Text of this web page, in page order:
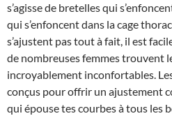
s’agisse de bretelles qui
qui s’enfoncent dans la cage
s’ajustent pas tout à fait, il est
de nombreuses femmes trouvent
incroyablement inconfortables.
conçus pour offrir un ajustement
qui épouse tes courbes à tous les